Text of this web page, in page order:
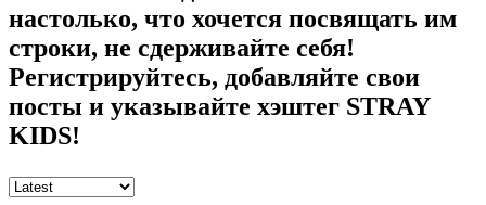
настолько, что хочется посвящать им
строки, не сдерживайте себя!
Регистрируйтесь, добавляйте свои
посты и указывайте хэштег STRAY
KIDS!